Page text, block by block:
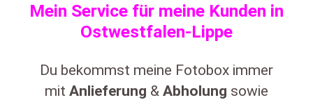
Mein Service für meine Kunden in
Ostwestfalen-Lippe
Du bekommst meine Fotobox immer
mit Anlieferung & Abholung sowie